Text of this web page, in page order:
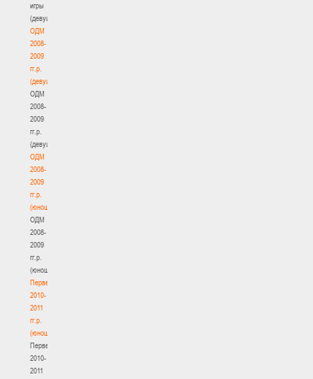
игры
(девушки)
ОДМ
2008-
2009
гг.р.
(девушки)
ОДМ
2008-
2009
гг.р.
(девушки)
ОДМ
2008-
2009
гг.р.
(юноши)
ОДМ
2008-
2009
гг.р.
(юноши)
Первенство
2010-
2011
гг.р.
(юноши)
Первенство
2010-
2011